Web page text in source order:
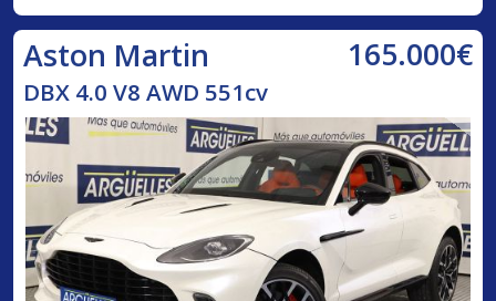
Aston Martin 165.000€
DBX 4.0 V8 AWD 551cv